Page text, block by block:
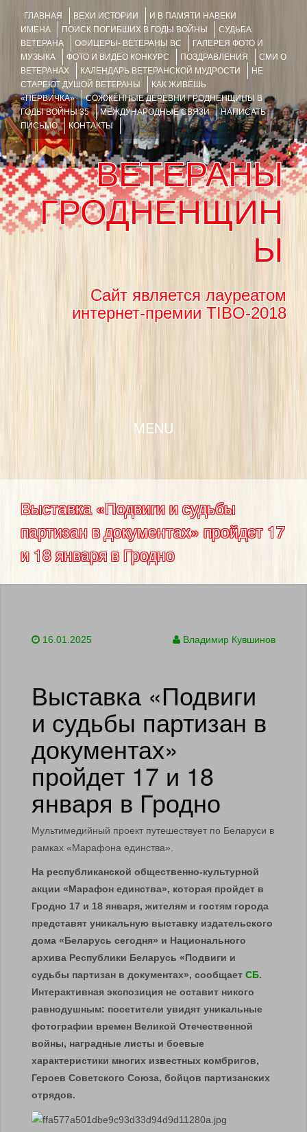
ГЛАВНАЯ ВЕХИ ИСТОРИИ
И В ПАМЯТИ НАВЕКИ
ИМЕНА
ПОИСК ПОГИБШИХ В ГОДЫ ВОЙНЫ
СУДЬБА
ВЕТЕРАНА
ОФИЦЕРЫ- ВЕТЕРАНЫ ВС
ГАЛЕРЕЯ ФОТО И
МУЗЫКА
ФОТО И ВИДЕО КОНКУРС ПОЗДРАВЛЕНИЯ
СМИ О
ВЕТЕРАНАХ
КАЛЕНДАРЬ ВЕТЕРАНСКОЙ МУДРОСТИ
НЕ
СТАРЕЮТ ДУШОЙ ВЕТЕРАНЫ
КАК ЖИВЁШЬ
«ПЕРВИЧКА»
СОЖЖЁННЫЕ ДЕРЕВНИ ГРОДНЕНЩИНЫ В
ГОДЫ ВОЙНЫ 35
МЕЖДУНАРОДНЫЕ СВЯЗИ
НАПИСАТЬ
ПИСЬМО
КОНТАКТЫ
ВЕТЕРАНЫ
ГРОДНЕНЩИН
Ы
Сайт является лауреатом
интернет-премии TIBO-2018
MENU
Выставка «Подвиги и судьбы
партизан в документах» пройдет 17
и 18 января в Гродно
16.01.2025 Владимир Кувшинов
Выставка «Подвиги
и судьбы партизан в
документах»
пройдет 17 и 18
января в Гродно
Мультимедийный проект путешествует по Беларуси в
рамках «Марафона единства».
На республиканской общественно-культурной
акции «Марафон единства», которая пройдет в
Гродно 17 и 18 января, жителям и гостям города
представят уникальную выставку издательского
дома «Беларусь сегодня» и Национального
архива Республики Беларусь «Подвиги и
судьбы партизан в документах», сообщает СБ.
Интерактивная экспозиция не оставит никого
равнодушным: посетители увидят уникальные
фотографии времен Великой Отечественной
войны, наградные листы и боевые
характеристики многих известных комбригов,
Героев Советского Союза, бойцов партизанских
отрядов.